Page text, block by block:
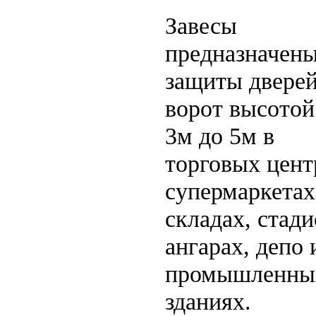
Завесы
защиты
ворот
3м до 5м в
торговых
складах,
ангарах, депо
зданиях.